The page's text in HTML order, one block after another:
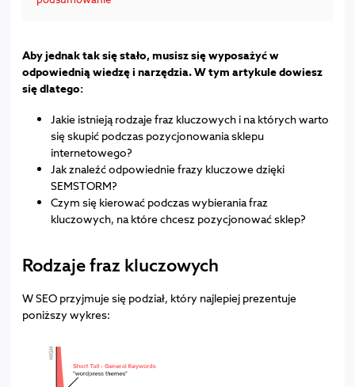
Aby jednak tak się stało, musisz się wyposażyć w
odpowiednią wiedzę i narzędzia. W tym artykule dowiesz
się dlatego:
Jakie istnieją rodzaje fraz kluczowych i na których warto
się skupić podczas pozycjonowania sklepu
internetowego?
Jak znaleźć odpowiednie frazy kluczowe dzięki
SEMSTORM?
Czym się kierować podczas wybierania fraz
kluczowych, na które chcesz pozycjonować sklep?
Rodzaje fraz kluczowych
W SEO przyjmuje się podział, który najlepiej prezentuje
poniższy wykres: